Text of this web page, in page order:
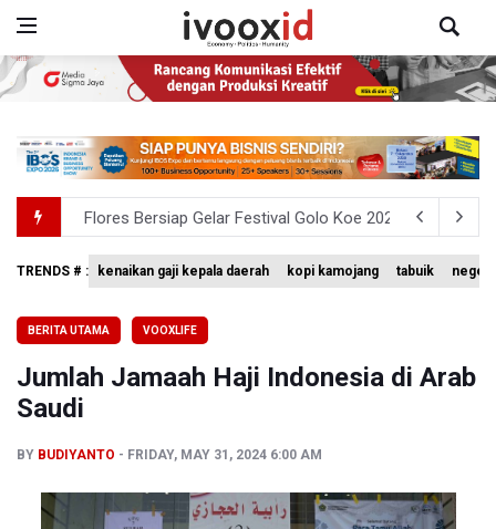
Flores Bersiap Gelar Festival Golo Koe 2026,
Kemkomdigi Targetkan Reaktivasi IGRS Rampung 2026
BGN Wajibkan Ompreng MBG Cantumkan Batas Waktu
BEI Catat Pertumbuhan Investor Saham Capai 10,05
TRENDS # : kenaikan gaji kepala daerah kopi kamojang tabuik
BERITA UTAMA VOOXLIFE
Jumlah Jamaah Haji Indonesia di Arab
Saudi
BY BUDIYANTO FRIDAY, MAY 31, 2024 6:00 AM